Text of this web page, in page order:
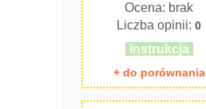
Ocena: brak
Liczba opinii:0
instrukcja
+ do porównania